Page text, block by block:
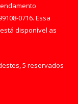
0716. Essa
disponível as
5 reservados